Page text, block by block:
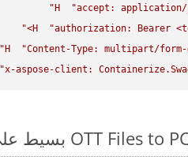
H
"accept: application/
H
"authorization: Bearer
H
"Content-Type: multipart/form-
"x-aspose-client: